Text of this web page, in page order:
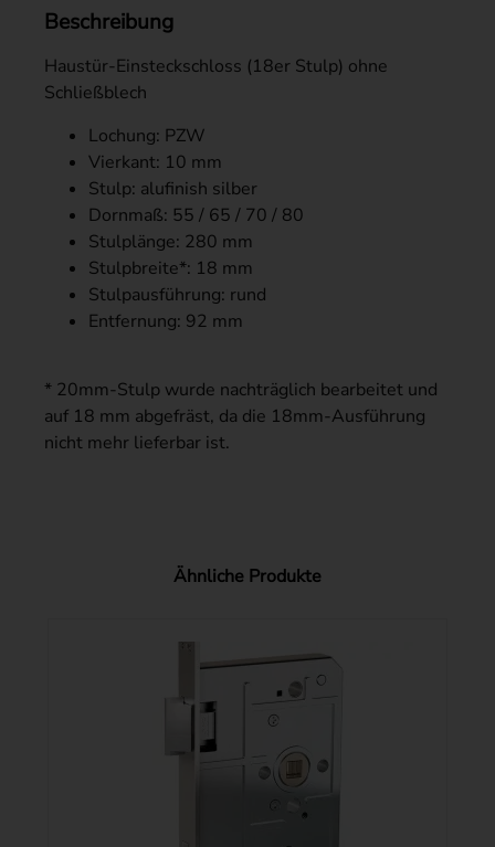
Beschreibung
Haustür-Einsteckschloss (18er Stulp) ohne
Schließblech
Lochung: PZW
Vierkant: 10 mm
Stulp: alufinish silber
Dornmaß: 55 / 65 / 70 / 80
Stulplänge: 280 mm
Stulpbreite*: 18 mm
Stulpausführung: rund
Entfernung: 92 mm
* 20mm-Stulp wurde nachträglich bearbeitet und
auf 18 mm abgefräst, da die 18mm-Ausführung
nicht mehr lieferbar ist.
Ähnliche Produkte